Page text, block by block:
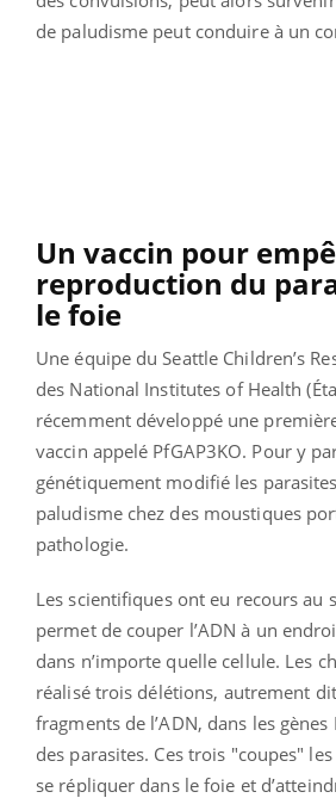
de paludisme peut conduire à un
Un vaccin pour
reproduction du
le foie
Une équipe du Seattle Children’s
des National Institutes of Health
récemment développé une
vaccin appelé PfGAP3KO. Pour y
génétiquement modifié les
paludisme chez des moustiques
pathologie.
Les scientifiques ont eu recours au
permet de couper l’ADN à un
dans n’importe quelle cellule. Les
réalisé trois délétions, autrement
fragments de l’ADN, dans les gènes
des parasites. Ces trois "coupes"
se répliquer dans le foie et